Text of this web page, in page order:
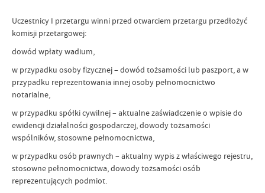
Uczestnicy I przetargu winni przed otwarciem przetargu przedłożyć
komisji przetargowej:
dowód wpłaty wadium,
w przypadku osoby fizycznej – dowód tożsamości lub paszport, a w
przypadku reprezentowania innej osoby pełnomocnictwo
notarialne,
w przypadku spółki cywilnej – aktualne zaświadczenie o wpisie do
ewidencji działalności gospodarczej, dowody tożsamości
wspólników, stosowne pełnomocnictwa,
w przypadku osób prawnych – aktualny wypis z właściwego rejestru,
stosowne pełnomocnictwa, dowody tożsamości osób
reprezentujących podmiot.